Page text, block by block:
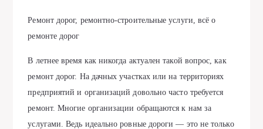
Pемонт дорог, ремонтно-строительные услуги, всё о
ремонте дорог
В летнее время как никогда актуален такой вопрос, как
ремонт дорог. На дачных участках или на территориях
предприятий и организаций довольно часто требуется
ремонт. Многие организации обращаются к нам за
услугами. Ведь идеально ровные дороги — это не только